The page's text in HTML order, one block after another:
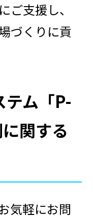
ご支援し、
づくりに貢
テム「P-
関する
気軽にお問